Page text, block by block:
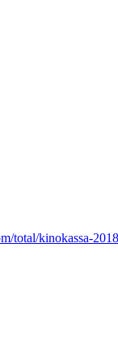
total/kinokassa-